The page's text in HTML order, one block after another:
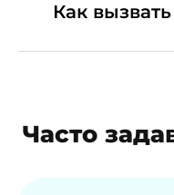
Как
Часто